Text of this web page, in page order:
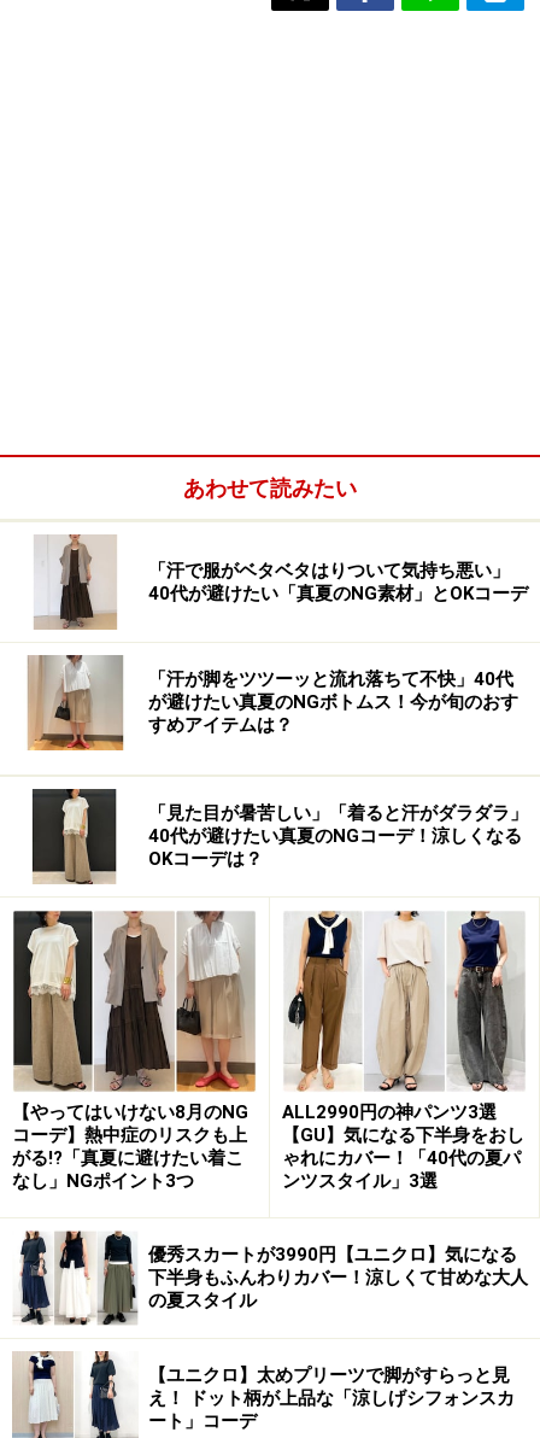
あわせて読みたい
「汗で服がベタベタはりついて気持ち悪い」
40代が避けたい「真夏のNG素材」とOKコーデ
「汗が脚をツツーッと流れ落ちて不快」40代
が避けたい真夏のNGボトムス！今が旬のおす
すめアイテムは？
「見た目が暑苦しい」「着ると汗がダラダラ」
40代が避けたい真夏のNGコーデ！涼しくなる
OKコーデは？
【やってはいけない8月のNG
コーデ】熱中症のリスクも上
がる!?「真夏に避けたい着こ
なし」NGポイント3つ
ALL2990円の神パンツ3選
【GU】気になる下半身をおし
ゃれにカバー！「40代の夏パ
ンツスタイル」3選
優秀スカートが3990円【ユニクロ】気になる
下半身もふんわりカバー！涼しくて甘めな大人
の夏スタイル
【ユニクロ】太めプリーツで脚がすらっと見
え！ ドット柄が上品な「涼しげシフォンスカ
ート」コーデ